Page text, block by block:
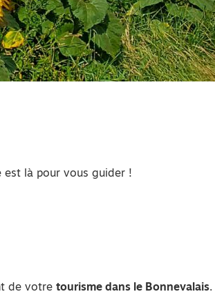
est là pour vous guider !
de votre tourisme dans le Bonnevalais.